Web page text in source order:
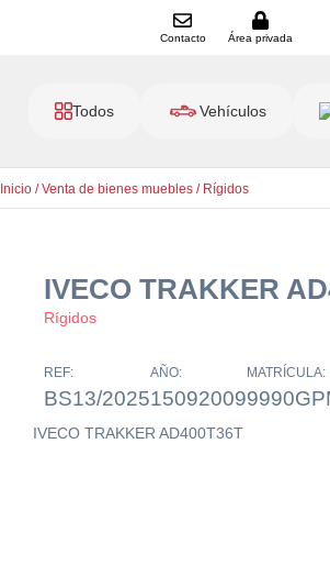
Contacto Área privada
Todos Vehículos
Inicio /Venta de bienes muebles / Rígidos
IVECO TRAKKER
Rígidos
REF:
BS13/2025
AÑO:
15092009
MATRÍCULA:
IVECO TRAKKER AD400T36T